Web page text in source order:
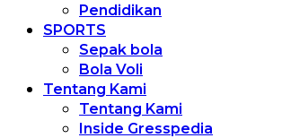
Pendidikan
SPORTS
Sepak bola
Bola Voli
Tentang Kami
Tentang Kami
Inside Gresspedia